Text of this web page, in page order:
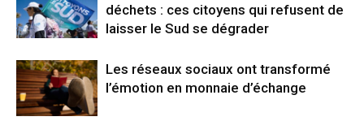
déchets : ces citoyens qui refusent de
laisser le Sud se dégrader
Les réseaux sociaux ont transformé
l’émotion en monnaie d’échange